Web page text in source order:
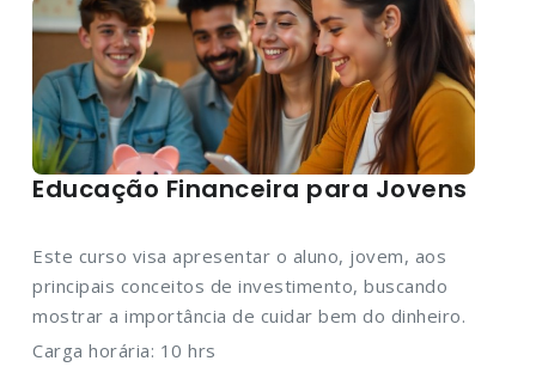
Educação Financeira para Jovens
Este curso visa apresentar o aluno, jovem, aos
principais conceitos de investimento, buscando
mostrar a importância de cuidar bem do dinheiro.
Carga horária: 10 hrs